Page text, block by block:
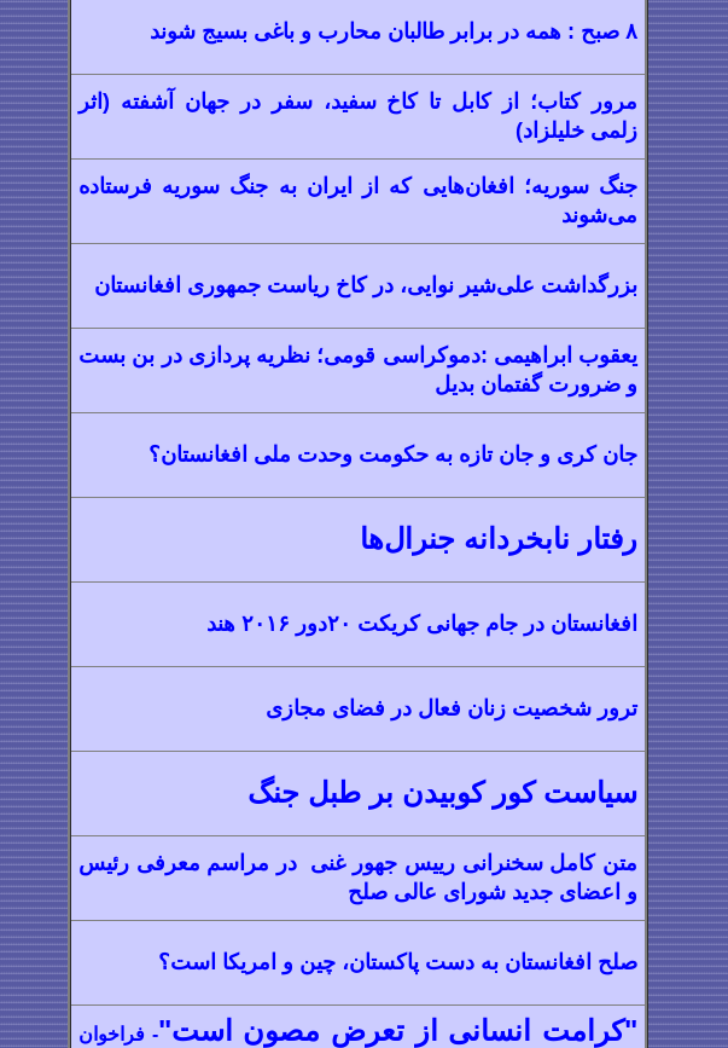
۸ صبح : همه در برابر طالبان محارب و باغی بسیج شوند
مرور کتاب؛ از کابل تا کاخ سفید، سفر در جهان آشفته (اثر
زلمی خلیلزاد)
جنگ سوریه؛ افغان‌هایی که از ایران به جنگ سوریه فرستاده
می‌شوند
بزرگداشت علی‌شیر نوایی، در کاخ ریاست جمهوری افغانستان
یعقوب ابراهیمی :‌دموکراسی قومی؛ نظریه ‌پردازی در بن‌ بست
و ضرورت گفتمان بدیل
جان کری و جان تازه به حکومت وحدت ملی افغانستان؟
رفتار نابخردانه جنرال‌ها
افغانستان در جام جهانی کریکت ۲۰دور ۲۰۱۶ هند
ترور شخصیت زنان فعال در فضای مجازی
سیاست کور کوبیدن بر طبل جنگ
متن کامل سخنرانی رییس جهور غنی در مراسم معرفی رئیس
و اعضای جدید شورای عالی صلح
صلح افغانستان به دست پاکستان، چین و امریکا است؟
"کرامت انسانی از تعرض مصون است"- فراخوان